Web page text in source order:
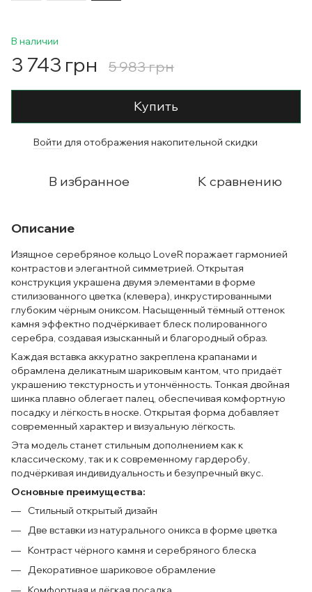
В наличии
3 743 грн 5 983 грн
Купить
Войти для отображения накопительной скидки
В избранное К сравнению
Описание
Изящное серебряное кольцо LoveR поражает гармонией
контрастов и элегантной симметрией. Открытая
конструкция украшена двумя элементами в форме
стилизованного цветка (клевера), инкрустированными
глубоким чёрным ониксом. Насыщенный тёмный оттенок
камня эффектно подчёркивает блеск полированного
серебра, создавая изысканный и благородный образ.
Каждая вставка аккуратно закреплена крапанами и
обрамлена деликатным шариковым кантом, что придаёт
украшению текстурность и утончённость. Тонкая двойная
шинка плавно облегает палец, обеспечивая комфортную
посадку и лёгкость в носке. Открытая форма добавляет
современный характер и визуальную лёгкость.
Эта модель станет стильным дополнением как к
классическому, так и к современному гардеробу,
подчёркивая индивидуальность и безупречный вкус.
Основные преимущества:
Стильный открытый дизайн
Две вставки из натурального оникса в форме цветка
Контраст чёрного камня и серебряного блеска
Декоративное шариковое обрамление